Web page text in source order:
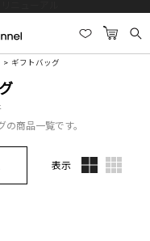
ギフトバッグ
商品一覧です。
表示